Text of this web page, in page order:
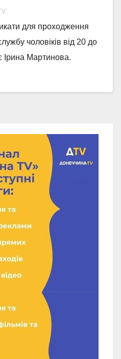
для проходження
чоловіків від 20 до
Ірина Мартинова.